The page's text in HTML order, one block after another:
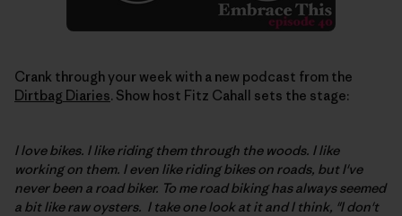
Crank through your week with a new podcast from the
Dirtbag Diaries. Show host Fitz Cahall sets the stage:
I love bikes. I like riding them through the woods. I like
working on them. I even like riding bikes on roads, but I've
never been a road biker. To me road biking has always seemed
a bit like raw oysters. I take one look at it and I think, "I don't